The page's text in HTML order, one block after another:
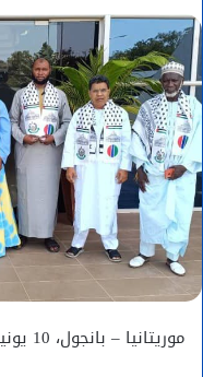
إلكترونيا
موريتانيا – بانجول، 10 يونيو 2024 (وكالة الأنباء)